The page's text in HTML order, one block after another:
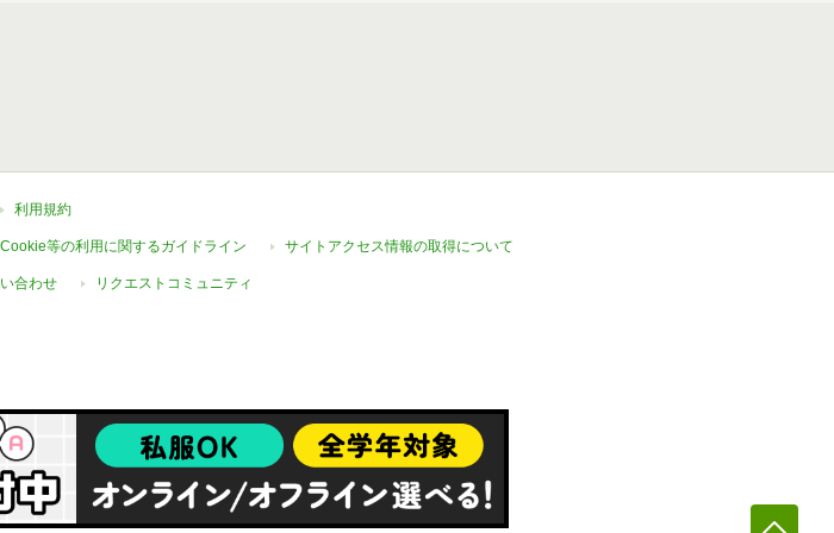
利用規約
Cookie等の利用に関するガイドライン サイトアクセス情報の取得について
合わせ リクエストコミュニティ